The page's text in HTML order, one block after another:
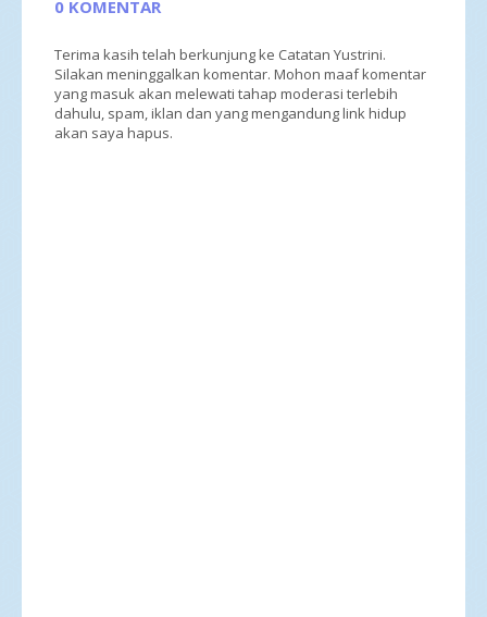
0 KOMENTAR
Terima kasih telah berkunjung ke Catatan Yustrini.
Silakan meninggalkan komentar. Mohon maaf komentar
yang masuk akan melewati tahap moderasi terlebih
dahulu, spam, iklan dan yang mengandung link hidup
akan saya hapus.